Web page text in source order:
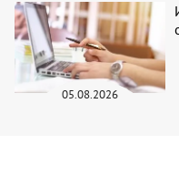
05.08.2026